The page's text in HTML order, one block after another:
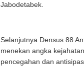
Jabodetabek.
Selanjutnya Densus 88
menekan angka
pencegahan dan